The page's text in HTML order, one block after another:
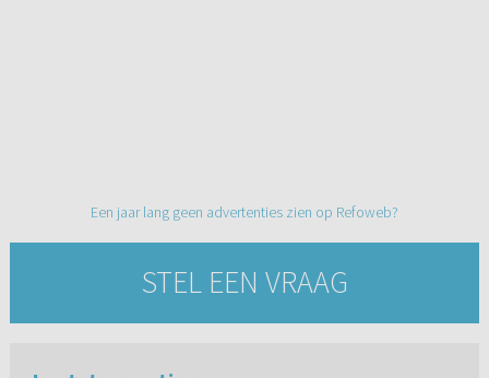
Een jaar lang geen advertenties zien op Refoweb?
STEL EEN VRAAG